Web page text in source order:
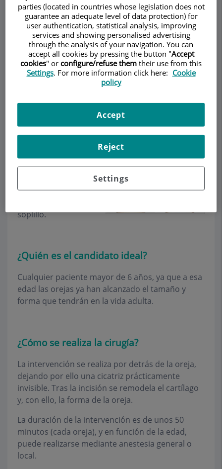
DescripciónServiciosEquipoContactoDatos de interés
Pedir cita
Otoplastia
La Otoplastia
las orejas
soplillo.
¿Quién es el candidato ideal?
Cualquier paciente mayor de 6 años, ya que a esa
edad las orejas ya han alcanzado el tamaño y
forma que tendrán en la vida adulta.
¿Cómo se realiza la cirugía?
La intervención se realiza por detrás de la oreja,
dejando por ello una cicatriz prácticamente
invisible. Tras la incisión se remodela el cartílago
y, con ello, la forma de la oreja.
La duración de la intervención es de unos 50
minutos (cada oreja), y en función de la edad,
puede realizarse mediante anestesia general o
local.
parties (located in countries whose legislation does not
guarantee an adequate level of data protection) for
user authentication, statistical analysis, improving
services and showing personalised advertising
through the analysis of your navigation. You can
accept all cookies by pressing the button "Accept
cookies" or configure/refuse them their use from this
Settings. For more information click here: Cookie
policy
Settings
Reject
Accept